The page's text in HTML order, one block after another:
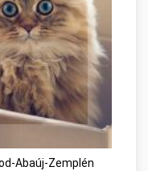
Abaúj-Zemplén